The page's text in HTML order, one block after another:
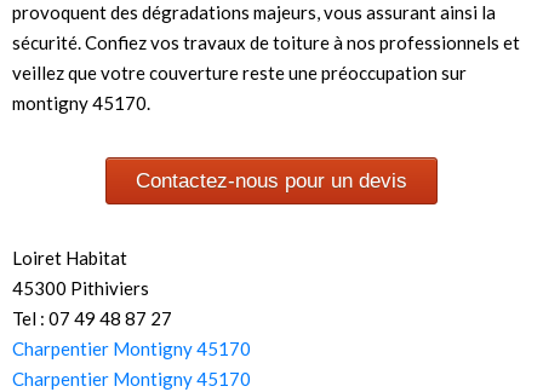
provoquent des dégradations majeurs, vous assurant ainsi la
sécurité. Confiez vos travaux de toiture à nos professionnels et
veillez que votre couverture reste une préoccupation sur
montigny 45170.
Contactez-nous pour un devis
Loiret Habitat
45300 Pithiviers
Tel : 07 49 48 87 27
Charpentier Montigny 45170
Charpentier Montigny 45170